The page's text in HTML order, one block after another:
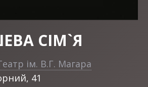
СІМ`Я
ім. В.Г. Магара
41